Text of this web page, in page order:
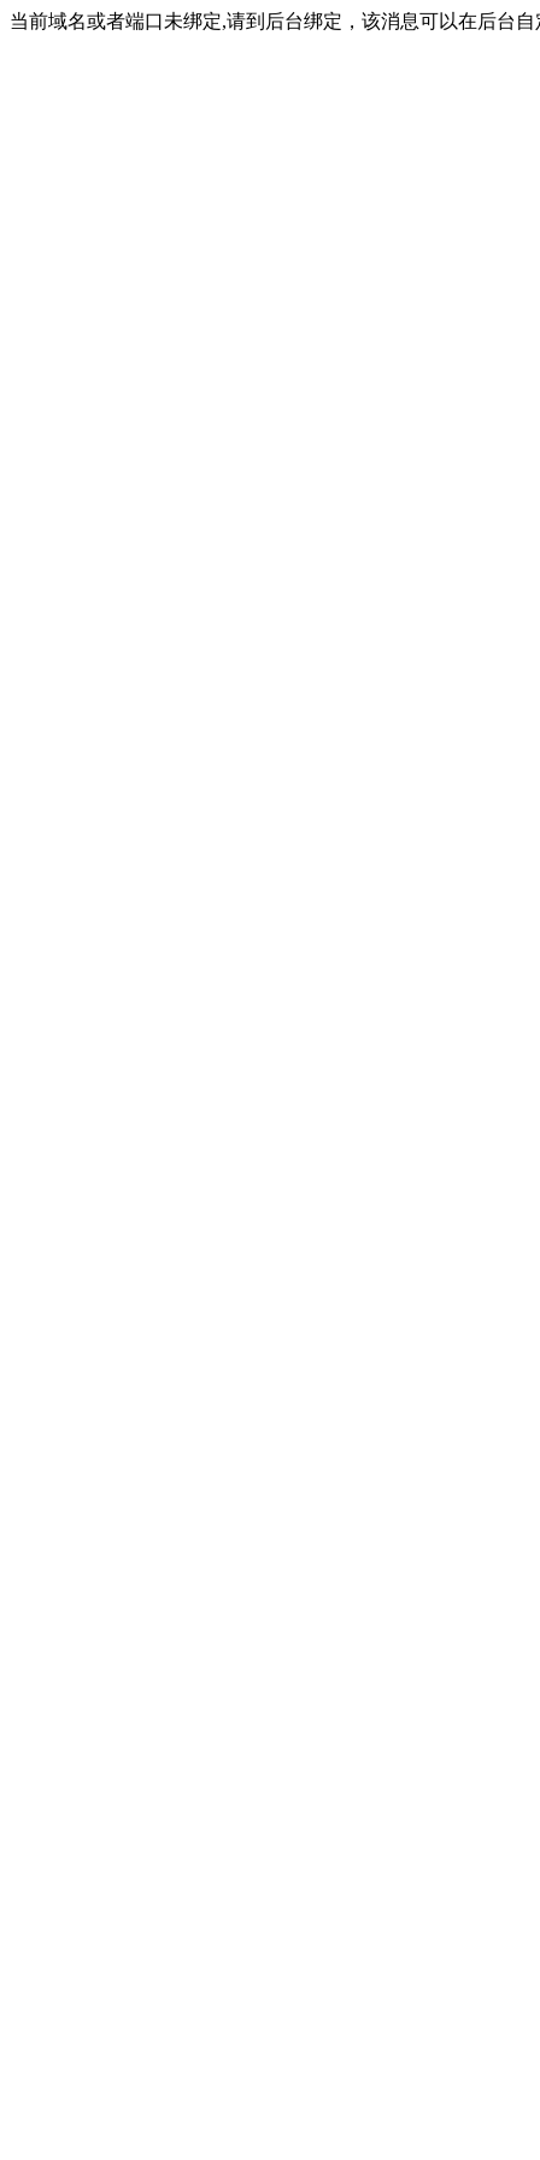
当前域名或者端口未绑定,请到后台绑定，该消息可以在后台自